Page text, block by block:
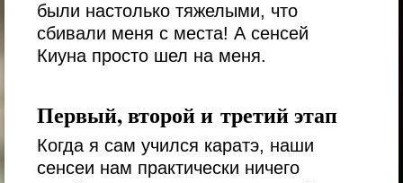
были настолько тяжелыми, что
сбивали меня с места! А сенсей
Киуна просто шел на меня.
Первый, второй и третий этап
Когда я сам учился каратэ, наши
сенсеи нам практически ничего